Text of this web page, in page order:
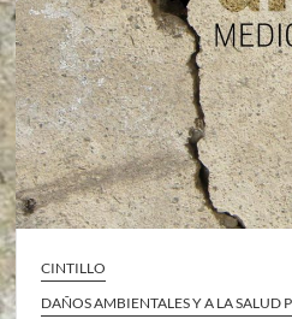
CINTILLO
DAÑOS AMBIENTALES Y A LA SALUD